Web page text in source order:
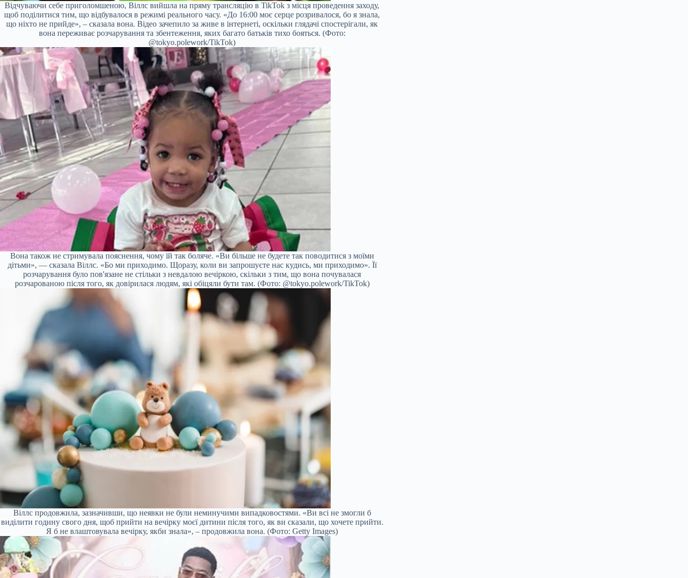
Відчуваючи себе приголомшеною, Віллс вийшла на пряму трансляцію в TikTok з місця проведення заходу,
щоб поділитися тим, що відбувалося в режимі реального часу. «До 16:00 моє серце розривалося, бо я знала,
що ніхто не прийде», – сказала вона. Відео зачепило за живе в інтернеті, оскільки глядачі спостерігали, як
вона переживає розчарування та збентеження, яких багато батьків тихо бояться. (Фото:
@tokyo.polework/TikTok)
Вона також не стримувала пояснення, чому їй так боляче. «Ви більше не будете так поводитися з моїми
дітьми», — сказала Віллс. «Бо ми приходимо. Щоразу, коли ви запрошуєте нас кудись, ми приходимо». Її
розчарування було пов'язане не стільки з невдалою вечіркою, скільки з тим, що вона почувалася
розчарованою після того, як довірилася людям, які обіцяли бути там. (Фото: @tokyo.polework/TikTok)
Віллс продовжила, зазначивши, що неявки не були неминучими випадковостями. «Ви всі не змогли б
виділити годину свого дня, щоб прийти на вечірку моєї дитини після того, як ви сказали, що хочете прийти.
Я б не влаштовувала вечірку, якби знала», – продовжила вона. (Фото: Getty Images)